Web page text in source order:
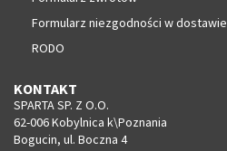
Formularz niezgodności w dostawie
RODO
KONTAKT
SPARTA SP. Z O.O.
62-006 Kobylnica k\Poznania
Bogucin, ul. Boczna 4